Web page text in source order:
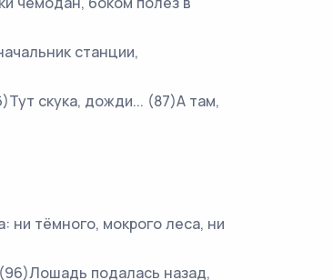
станции,
скука, дожди... (87)А там,
тёмного, мокрого леса, ни
подалась назад,